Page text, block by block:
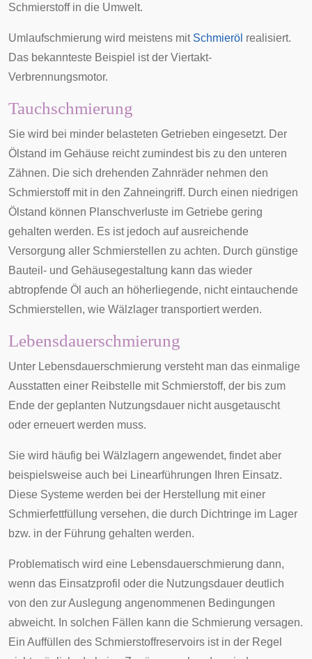
Schmierstoff in die Umwelt.
Umlaufschmierung wird meistens mit Schmieröl realisiert.
Das bekannteste Beispiel ist der Viertakt-
Verbrennungsmotor.
Tauchschmierung
Sie wird bei minder belasteten Getrieben eingesetzt. Der
Ölstand im Gehäuse reicht zumindest bis zu den unteren
Zähnen. Die sich drehenden Zahnräder nehmen den
Schmierstoff mit in den Zahneingriff. Durch einen niedrigen
Ölstand können Planschverluste im Getriebe gering
gehalten werden. Es ist jedoch auf ausreichende
Versorgung aller Schmierstellen zu achten. Durch günstige
Bauteil- und Gehäusegestaltung kann das wieder
abtropfende Öl auch an höherliegende, nicht eintauchende
Schmierstellen, wie Wälzlager transportiert werden.
Lebensdauerschmierung
Unter Lebensdauerschmierung versteht man das einmalige
Ausstatten einer Reibstelle mit Schmierstoff, der bis zum
Ende der geplanten Nutzungsdauer nicht ausgetauscht
oder erneuert werden muss.
Sie wird häufig bei Wälzlagern angewendet, findet aber
beispielsweise auch bei Linearführungen Ihren Einsatz.
Diese Systeme werden bei der Herstellung mit einer
Schmierfettfüllung versehen, die durch Dichtringe im Lager
bzw. in der Führung gehalten werden.
Problematisch wird eine Lebensdauerschmierung dann,
wenn das Einsatzprofil oder die Nutzungsdauer deutlich
von den zur Auslegung angenommenen Bedingungen
abweicht. In solchen Fällen kann die Schmierung versagen.
Ein Auffüllen des Schmierstoffreservoirs ist in der Regel